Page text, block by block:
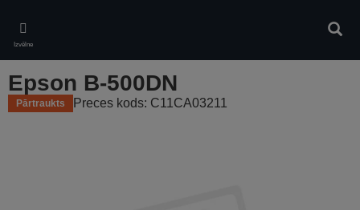
main
content
Izvēlne
Epson B-500DN
Pārtraukts Preces kods: C11CA03211